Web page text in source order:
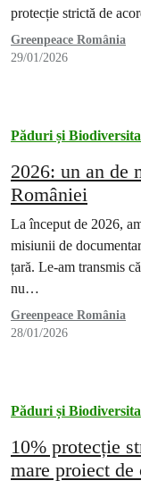
protecție strictă de
Greenpeace România
29/01/2026
Păduri și
2026: un an de
României
La început de 2026,
misiunii de
țară. Le-am transmis
nu…
Greenpeace România
28/01/2026
Păduri și
10% protecție
mare proiect